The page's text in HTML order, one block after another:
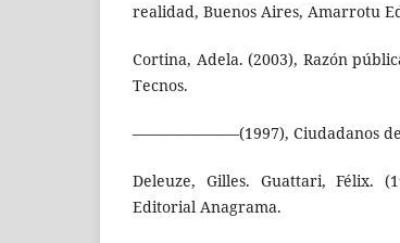
realidad, Buenos Aires, Amarrotu
Cortina, Adela. (2003), Razón
Tecnos.
———————(1997), Ciudadanos
Deleuze, Gilles. Guattari, Félix.
Editorial Anagrama.